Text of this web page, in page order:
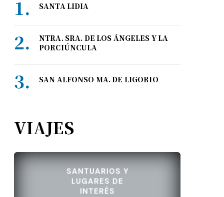
SANTA LIDIA
NTRA. SRA. DE LOS ÁNGELES Y LA
PORCIÚNCULA
SAN ALFONSO MA. DE LIGORIO
VIAJES
SANTUARIOS Y
LUGARES DE
INTERÉS